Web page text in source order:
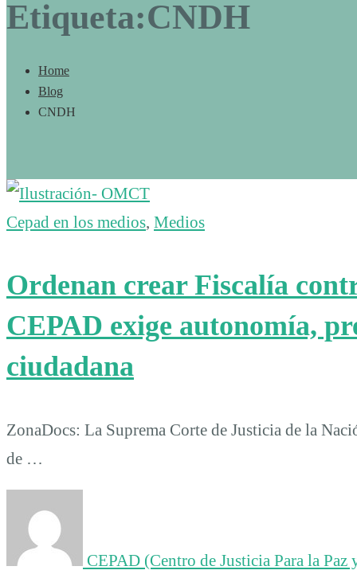
Etiqueta:CNDH
Home
Blog
CNDH
Cepad en los medios, Medios
Ordenan crear Fiscalía
CEPAD exige autonomía,
ciudadana
ZonaDocs: La Suprema Corte de Justicia de la
de …
CEPAD (Centro de Justicia Para la Paz